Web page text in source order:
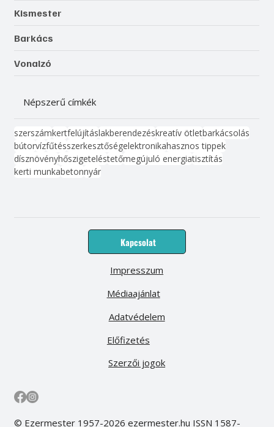
Kismester
Barkács
Vonalzó
Népszerű címkék
szerszámkertfelújításlakberendezéskreatív ötletbarkácsolás
bútorvízfűtésszerkesztőségelektronikahasznos tippek
dísznövényhőszigeteléstetőmegújuló energiatisztítás
kerti munkabetonnyár
Kapcsolat
Médiaajánlat
Előfizetés
Impresszum
Adatvédelem
Szerzői jogok
© Ezermester 1957-2026 ezermester.hu ISSN 1587-